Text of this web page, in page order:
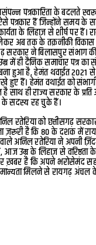
पत्रकारिता के बदलते
पत्रकार हैं जिन्होंने समय के
के लिहाज़ से शीर्ष पर
अब तक के तक़नीकी विकास
सरकार ने बिलासपुर संभाग
में ही दैनिक समाचार
हुआ है, हेमंत थवाईत 2021
हुए हैं। हेमंत वथाईत को
साथ ही राज्य सरकार के
के सदस्य रह चुके हैं।
रतेरिया को छत्तीसगढ़
ज़रूरी है कि 80 के दशक में
अनिल रतेरिया ने अपनी
उम्र के लिहाज़ से वरिष्ठता
ख़बर है कि अपने भरोसेमंद
मिलने से रायगढ़ अंचल